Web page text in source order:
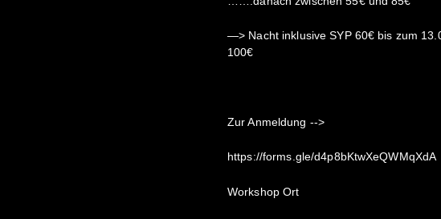
—> Nacht inklusive SYP 60€ bis zum
100€
Zur Anmeldung -->
https://forms.gle/d4p8bKtwXeQWMqXdA
Workshop Ort